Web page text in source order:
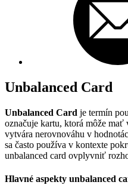
Unbalanced Card
Unbalanced Card je termín
označuje kartu, ktorá môže
vytvára nerovnováhu v
sa často používa v kontexte
unbalanced card ovplyvniť
Hlavné aspekty unbalanced